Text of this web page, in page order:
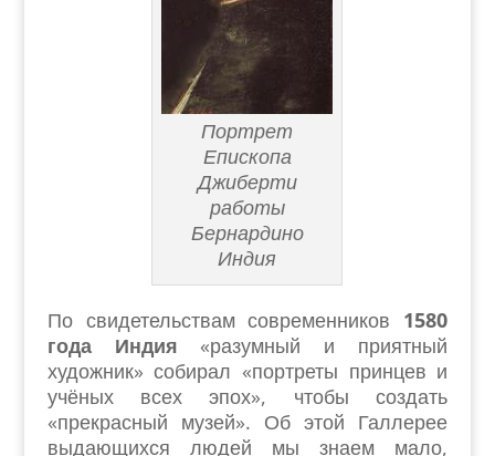
Портрет
Епископа
Джиберти
работы
Бернардино
Индия
По свидетельствам современников 1580
года Индия «разумный и приятный
художник» собирал «портреты принцев и
учёных всех эпох», чтобы создать
«прекрасный музей». Об этой Галлерее
выдающихся людей мы знаем мало,